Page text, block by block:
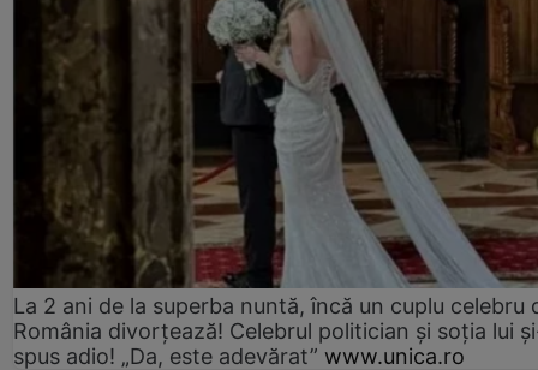
La 2 ani de la superba nuntă, încă un cuplu celebru
România divorțează! Celebrul politician și soția lui
spus adio! „Da, este adevărat” www.unica.ro